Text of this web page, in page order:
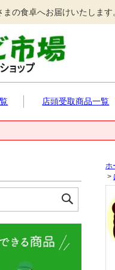
まの食卓へお届けいたします
店頭受取商品一覧
ホ
>